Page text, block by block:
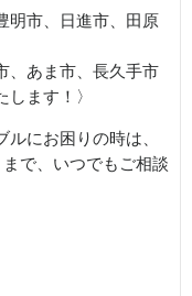
明市、日進市、田原
、あま市、長久手市
します！〉
にお困りの時は、
で、いつでもご相談